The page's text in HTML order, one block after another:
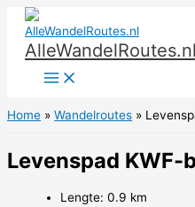
naar
inhoud
AlleWandelRoutes.nl
Home Wandelroutes
Levenspad KWF-
Lengte: 0.9 km